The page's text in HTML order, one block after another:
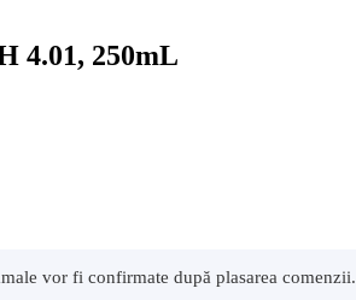
4.01, 250mL
vor fi confirmate după plasarea comenzii.